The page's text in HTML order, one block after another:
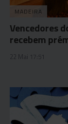
MADEIRA
Vencedores
recebem
22 Mai 17:51